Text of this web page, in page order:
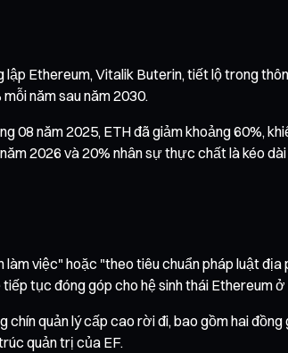
Ethereum, Vitalik Buterin, tiết lộ trong
năm sau năm 2030.
08 năm 2025, ETH đã giảm khoảng 60%,
2026 và 20% nhân sự thực chất là kéo
việc" hoặc "theo tiêu chuẩn pháp luật
tục đóng góp cho hệ sinh thái Ethereum
quản lý cấp cao rời đi, bao gồm hai đồng
quản trị của EF.